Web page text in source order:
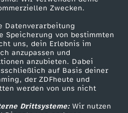
Zwecken.
Datenverarbeitung
Speicherung von bestimmten
uns, dein Erlebnis im
anzupassen und
anzubieten. Dabei
auf Basis deiner
der ZDFheute und
werden von uns nicht
Drittsysteme:Wir nutzen
Tickets
Zuschauerservice
Hilfe